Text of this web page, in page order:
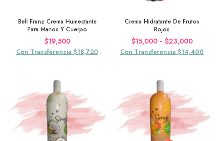
Bell Franz Crema Humectante
Para Manos Y Cuerpo
$19,500
Con Transferencia $18,720
Crema Hidratante De Frutos
Rojos
$15,000 - $23,000Rango
de
Con Transferencia $14,400